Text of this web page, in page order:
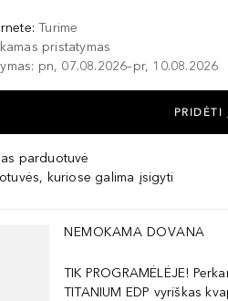
:Turime
pristatymas
pn, 07.08.2026–pr, 10.08.2026
PRIDĖTI
parduotuvė
kuriose galima įsigyti
NEMOKAMA DOVANA
TIK PROGRAMĖLĖJE!
TITANIUM EDP vyriškas